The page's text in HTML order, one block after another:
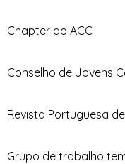
Chapter do ACC
Conselho de Jovens
Revista Portuguesa
Grupo de trabalho